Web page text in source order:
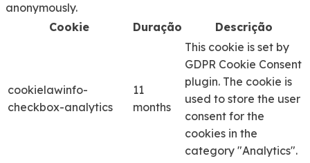
anonymously.
Cookie
Duração Descrição
cookielawinfo-
checkbox-analytics
11
months
This cookie is set by
GDPR Cookie Consent
plugin. The cookie is
used to store the user
consent for the
cookies in the
category "Analytics".